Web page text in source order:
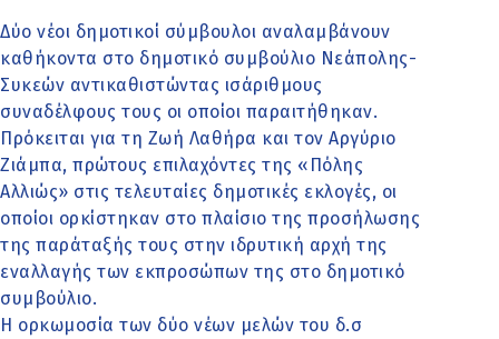
Δύο νέοι δημοτικοί σύμβουλοι αναλαμβάνουν
καθήκοντα στο δημοτικό συμβούλιο Νεάπολης-
Συκεών αντικαθιστώντας ισάριθμους
συναδέλφους τους οι οποίοι παραιτήθηκαν.
Πρόκειται για τη Ζωή Λαθήρα και τον Αργύριο
Ζιάμπα, πρώτους επιλαχόντες της «Πόλης
Αλλιώς» στις τελευταίες δημοτικές εκλογές, οι
οποίοι ορκίστηκαν στο πλαίσιο της προσήλωσης
της παράταξής τους στην ιδρυτική αρχή της
εναλλαγής των εκπροσώπων της στο δημοτικό
συμβούλιο.
Η ορκωμοσία των δύο νέων μελών του δ.σ